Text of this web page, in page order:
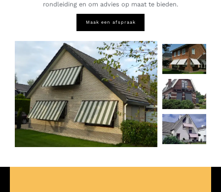
rondleiding en om advies op maat te bieden.
Maak een afspraak